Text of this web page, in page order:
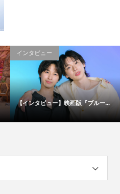
インタビュー
【インタビュー】映画版『ブルー...